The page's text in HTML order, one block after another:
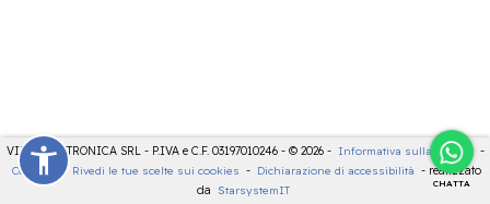
CHATTA
VIDEOELETTRONICA SRL - P.IVA e C.F. 03197010246 - © 2026 - Informativa sulla privacy -
Cookies
- Rivedi le tue scelte sui cookies - Dichiarazione di accessibilità - realizzato
da
StarsystemIT